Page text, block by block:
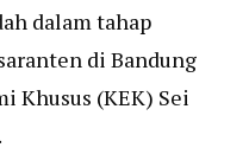
dalam tahap
di Bandung
Khusus (KEK) Sei